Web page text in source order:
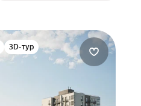
3D-тур